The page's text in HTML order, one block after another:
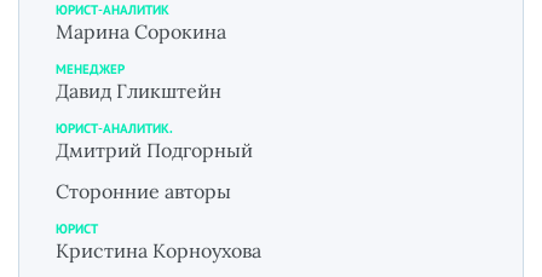
ЮРИСТ-АНАЛИТИК
Марина Сорокина
МЕНЕДЖЕР
Давид Гликштейн
ЮРИСТ-АНАЛИТИК.
Дмитрий Подгорный
Сторонние авторы
ЮРИСТ
Кристина Корноухова